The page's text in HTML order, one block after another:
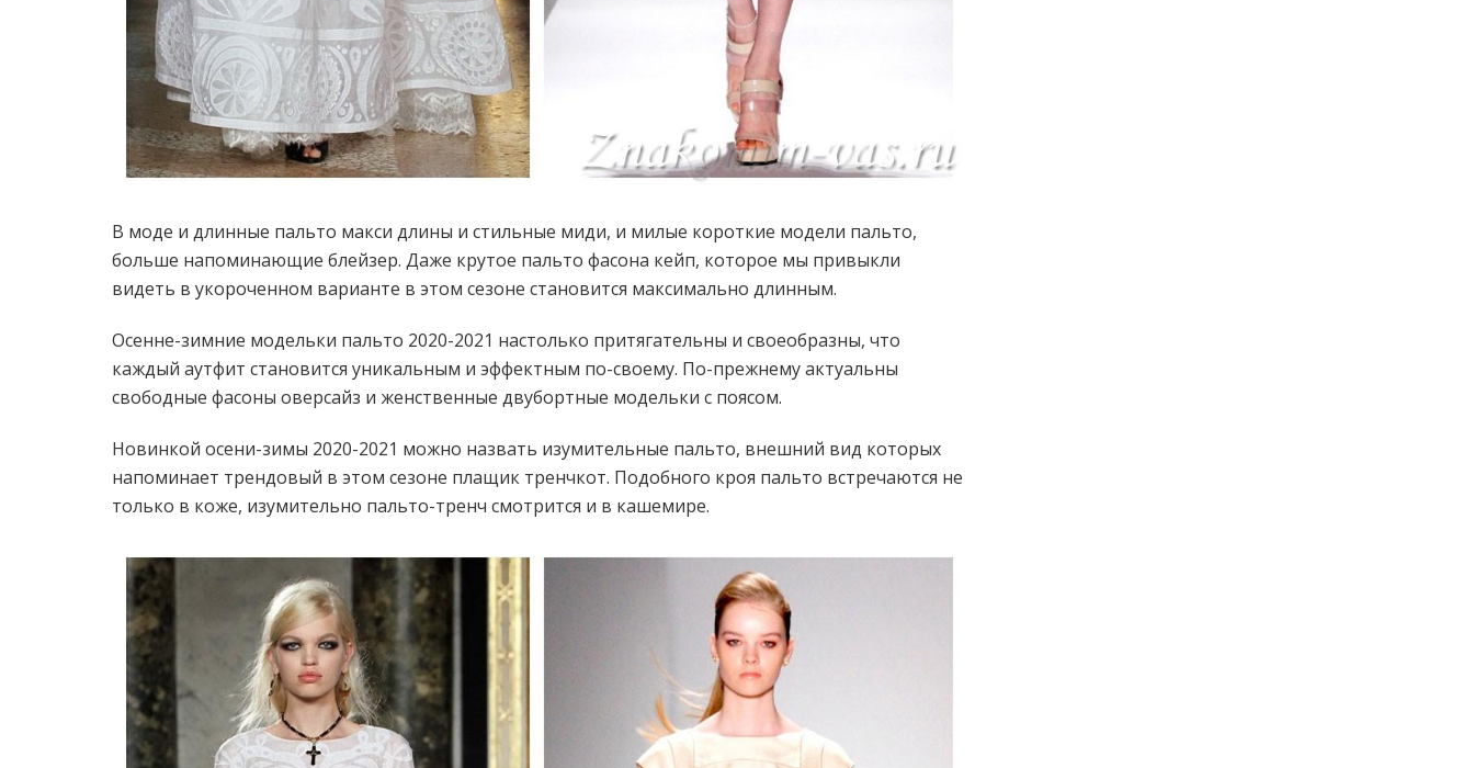
В моде и длинные пальто макси длины и стильные миди, и милые короткие модели пальто,
больше напоминающие блейзер. Даже крутое пальто фасона кейп, которое мы привыкли
видеть в укороченном варианте в этом сезоне становится максимально длинным.
Осенне-зимние модельки пальто 2020-2021 настолько притягательны и своеобразны, что
каждый аутфит становится уникальным и эффектным по-своему. По-прежнему актуальны
свободные фасоны оверсайз и женственные двубортные модельки с поясом.
Новинкой осени-зимы 2020-2021 можно назвать изумительные пальто, внешний вид которых
напоминает трендовый в этом сезоне плащик тренчкот. Подобного кроя пальто встречаются не
только в коже, изумительно пальто-тренч смотрится и в кашемире.